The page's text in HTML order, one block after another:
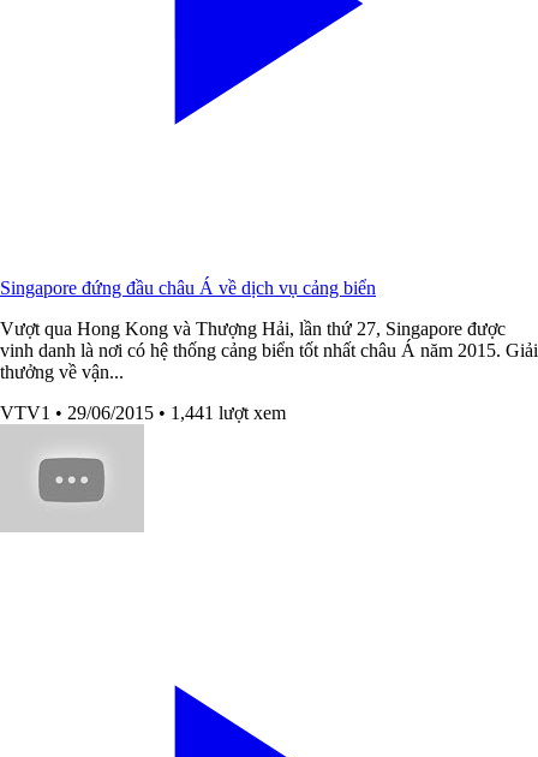
Singapore đứng đầu châu Á về dịch vụ cảng biển
Vượt qua Hong Kong và Thượng Hải, lần thứ 27, Singapore được
vinh danh là nơi có hệ thống cảng biển tốt nhất châu Á năm 2015. Giải
thưởng về vận...
VTV1 • 29/06/2015 • 1,441 lượt xem